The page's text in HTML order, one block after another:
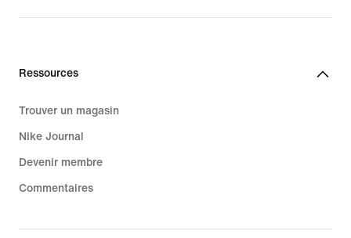
Ressources
Trouver un magasin
Nike Journal
Devenir membre
Commentaires